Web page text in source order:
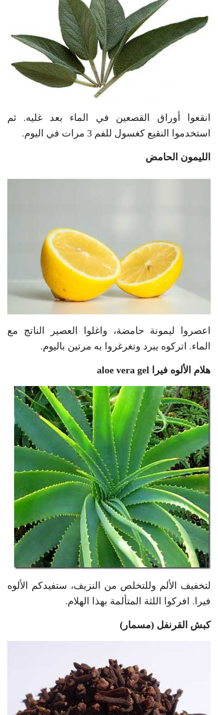
انقعوا أوراق القصعين في الماء بعد غليه. ثم
استخدموا النقيع كغسول للفم 3 مرات في اليوم.
الليمون الحامض
اعصروا ليمونة حامضة، واغلوا العصير الناتج مع
الماء. اتركوه يبرد وتغرغروا به مرتين باليوم.
هلام الألوه فيرا aloe vera gel
لتخفيف الألم وللتخلص من النزيف، ستفيدكم الألوه
فيرا. افركوا اللثة المتألمة بهذا الهلام.
كبش القرنفل (مسمار)